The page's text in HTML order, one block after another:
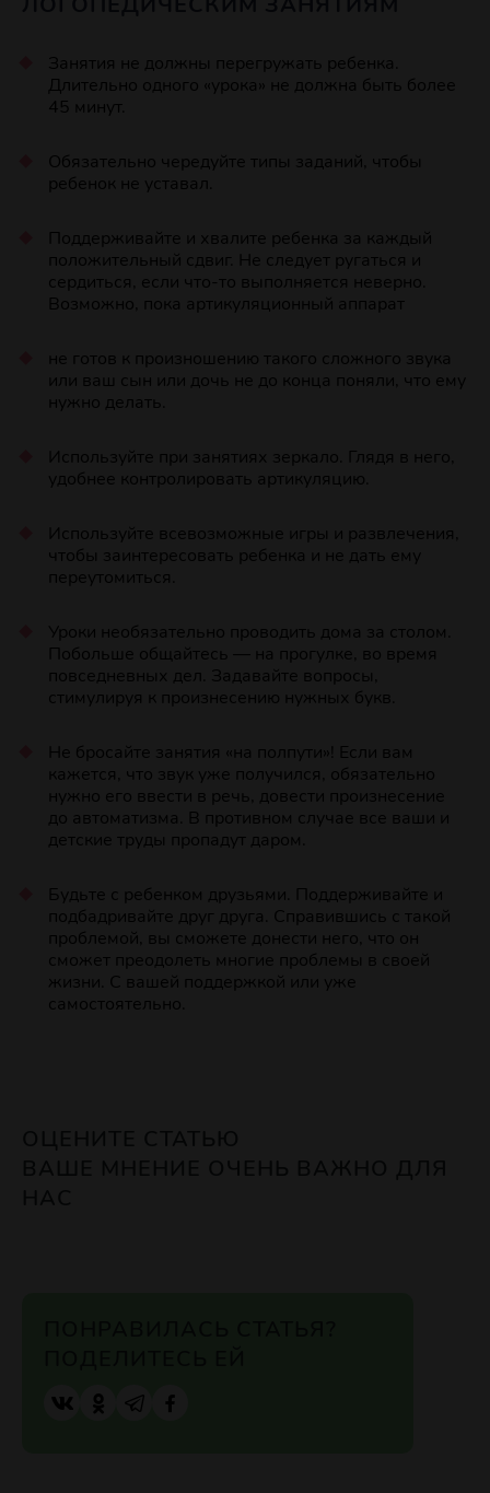
Занятия не должны перегружать ребенка.
Длительно одного «урока» не должна быть более
45 минут.
Обязательно чередуйте типы заданий, чтобы
ребенок не уставал.
Поддерживайте и хвалите ребенка за каждый
положительный сдвиг. Не следует ругаться и
сердиться, если что-то выполняется неверно.
Возможно, пока артикуляционный аппарат
не готов к произношению такого сложного звука
или ваш сын или дочь не до конца поняли, что ему
нужно делать.
Используйте при занятиях зеркало. Глядя в него,
удобнее контролировать артикуляцию.
Используйте всевозможные игры и развлечения,
чтобы заинтересовать ребенка и не дать ему
переутомиться.
Уроки необязательно проводить дома за столом.
Побольше общайтесь — на прогулке, во время
повседневных дел. Задавайте вопросы,
стимулируя к произнесению нужных букв.
Не бросайте занятия «на полпути»! Если вам
кажется, что звук уже получился, обязательно
нужно его ввести в речь, довести произнесение
до автоматизма. В противном случае все ваши и
детские труды пропадут даром.
Будьте с ребенком друзьями. Поддерживайте и
подбадривайте друг друга. Справившись с такой
проблемой, вы сможете донести него, что он
сможет преодолеть многие проблемы в своей
жизни. С вашей поддержкой или уже
самостоятельно.